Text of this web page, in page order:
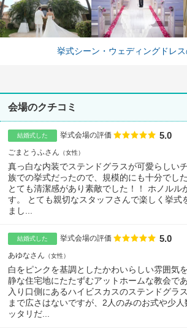
挙式シーン・ウェディングドレ
会場のクチコミ
結婚式した 挙式会場の評価 点数
5.0
ごまとうふさん 女性
真っ白な内装でステンドグラスが可愛らしい
族での挙式だったので、規模的にも十分でし
とても清潔感があり素敵でした！！ ホノルル
す。 とても親切なスタッフさんで楽しく挙式
まし...
結婚式した 挙式会場の評価 点数
5.0
あゆなさん 女性
白をピンクを基調としたかわいらしい雰囲気
静な住宅地にたたずむアットホームな教会で
入り口側にあるハイビスカスのステンドグラ
まで広さはないですが、2人のみのお式や少
ッタリだ...